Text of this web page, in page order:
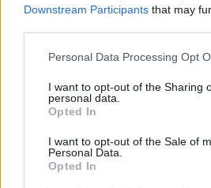
Downstream Participants that may
Personal Data Processing Opt
I want to opt-out of the Sharing
personal data.
Opted In
I want to opt-out of the Sale of
Personal Data.
Opted In